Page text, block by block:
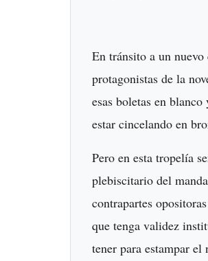
En tránsito a un
protagonistas de la
esas boletas en
estar cincelando en
Pero en esta tropelía
plebiscitario del
contrapartes
que tenga validez
tener para estampar